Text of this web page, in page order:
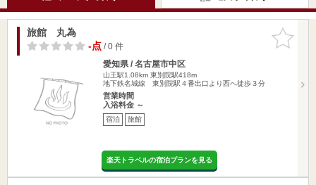
お気に入
りに追加
旅館 丸為
-点/ 0 件
愛知県 / 名古屋市中区
山王駅1.08km 東別院駅418m
地下鉄名城線 東別院駅４番出口より西へ徒歩３分
営業時間
入浴料金 ～
宿泊 旅館
楽天トラベルの宿泊プランを見る